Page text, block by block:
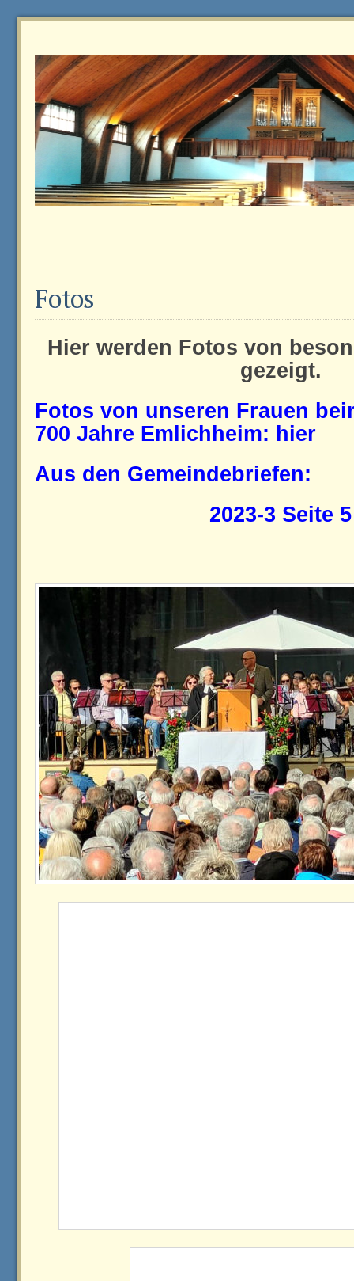
Fotos
Hier werden Fotos von
gezeigt.
Fotos von unseren Frauen
700 Jahre Emlichheim: hier
Aus den Gemeindebriefen:
2023-3 Seite 5